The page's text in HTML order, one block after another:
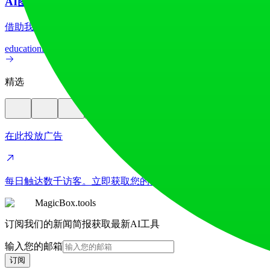
借助我们先进的AI图像翻译器，在70多种语言间实现图像文字
educationimage
精选
在此投放广告
每日触达数千访客。立即获取您的位置！
MagicBox.tools
订阅我们的新闻简报获取最新AI工具
输入您的邮箱
订阅